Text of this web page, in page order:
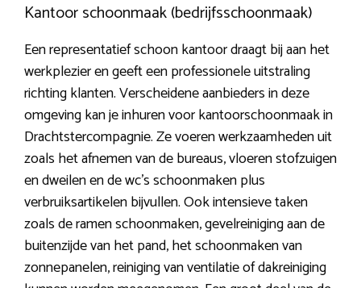
Kantoor schoonmaak (bedrijfsschoonmaak)
Een representatief schoon kantoor draagt bij aan het
werkplezier en geeft een professionele uitstraling
richting klanten. Verscheidene aanbieders in deze
omgeving kan je inhuren voor kantoorschoonmaak in
Drachtstercompagnie. Ze voeren werkzaamheden uit
zoals het afnemen van de bureaus, vloeren stofzuigen
en dweilen en de wc’s schoonmaken plus
verbruiksartikelen bijvullen. Ook intensieve taken
zoals de ramen schoonmaken, gevelreiniging aan de
buitenzijde van het pand, het schoonmaken van
zonnepanelen, reiniging van ventilatie of dakreiniging